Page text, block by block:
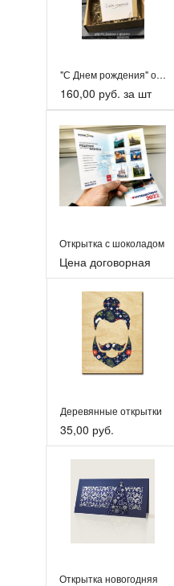
"С Днем рождения" открытка в подарочном боксе / ОткрыткиВ...
160,00 руб. за шт
Открытка с шоколадом
Цена договорная
Деревянные открытки
35,00 руб.
Открытка новогодняя